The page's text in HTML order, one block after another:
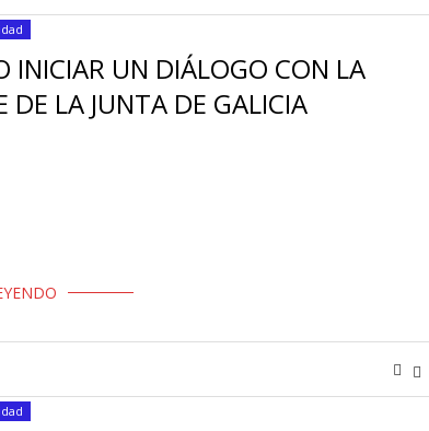
INICIAR UN DIÁLOGO CON LA
DE LA JUNTA DE GALICIA